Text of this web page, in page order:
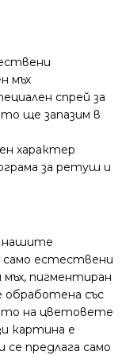
мъх
спрей за
ще запазим в
характер
за ретуш и
нашите
естествени
мъх, пигментиран
със
на цветовете
картина е
се предлага само